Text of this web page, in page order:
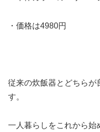
・価格は4980円
従来の炊飯器とどちらが
す。
一人暮らしをこれから始